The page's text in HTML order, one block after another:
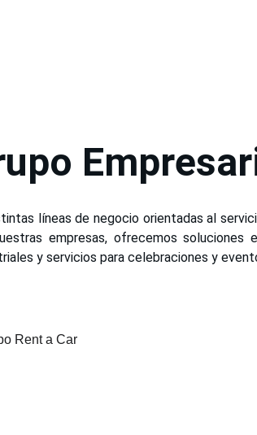
líneas de negocio orientadas al
empresas, ofrecemos soluciones
y servicios para celebraciones y